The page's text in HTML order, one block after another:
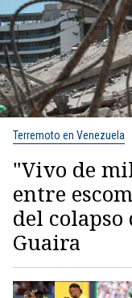
Terremoto en Venezuela
"Vivo de
entre
del
Guaira